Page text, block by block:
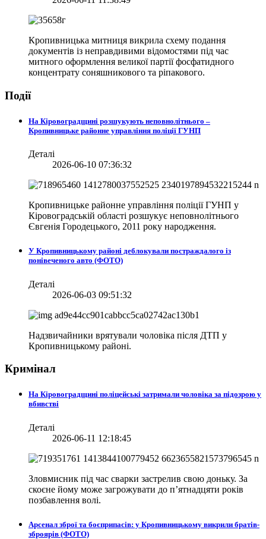
Кропивницька митниця викрила схему подання
документів із неправдивими відомостями під час
митного оформлення великої партії фосфатидного
концентрату соняшникового та ріпакового.
Події
На Кіровоградщині розшукують неповнолітнього –
Кропивницьке районне управління поліції ГУНП
Деталі
2026-06-10 07:36:32
Кропивницьке районне управління поліції ГУНП у
Кіровоградській області розшукує неповнолітнього
Євгенія Городецького, 2011 року народження.
У Кропивницькому районі деблокували постраждалого із
понівеченого авто (ФОТО)
Деталі
2026-06-03 09:51:32
Надзвичайники врятували чоловіка після ДТП у
Кропивницькому районі.
Кримінал
На Кіровоградщині поліцейські затримали чоловіка за підозрою у
вбивстві
Деталі
2026-06-11 12:18:45
Зловмисник під час сварки застрелив свою доньку. За
скоєне йому може загрожувати до п’ятнадцяти років
позбавлення волі.
Арсенал зброї та боєприпасів: у Кропивницькому викрили братів-
зброярів (ФОТО)